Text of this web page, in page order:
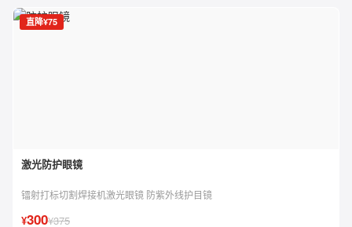
直降¥75
激光防护眼镜
镭射打标切割焊接机激光眼镜 防紫外线护目镜
¥300¥375